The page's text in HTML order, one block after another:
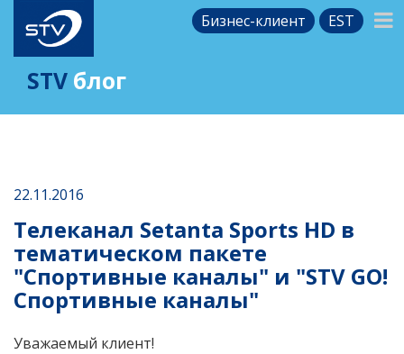
Бизнес-клиент EST
STV блог
22.11.2016
Телеканал Setanta Sports HD в
тематическом пакете
"Спортивные каналы" и "STV GO!
Спортивные каналы"
Уважаемый клиент!